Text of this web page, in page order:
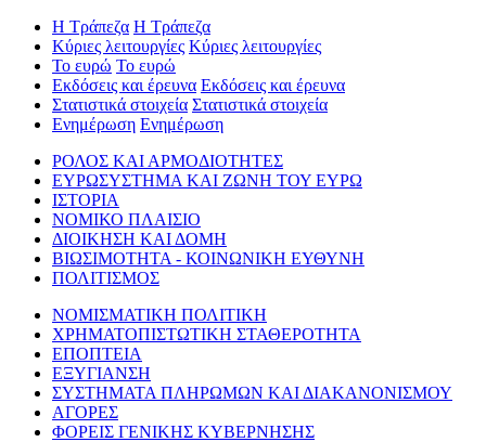
Η Τράπεζα Η Τράπεζα
Κύριες λειτουργίες Κύριες λειτουργίες
Το ευρώ Το ευρώ
Εκδόσεις και έρευνα Εκδόσεις και έρευνα
Στατιστικά στοιχεία Στατιστικά στοιχεία
Ενημέρωση Ενημέρωση
ΡΟΛΟΣ ΚΑΙ ΑΡΜΟΔΙΟΤΗΤΕΣ
ΕΥΡΩΣΥΣΤΗΜΑ ΚΑΙ ΖΩΝΗ ΤΟΥ ΕΥΡΩ
ΙΣΤΟΡΙΑ
ΝΟΜΙΚΟ ΠΛΑΙΣΙΟ
ΔΙΟΙΚΗΣΗ ΚΑΙ ΔΟΜΗ
ΒΙΩΣΙΜΟΤΗΤΑ - ΚΟΙΝΩΝΙΚΗ ΕΥΘΥΝΗ
ΠΟΛΙΤΙΣΜΟΣ
ΝΟΜΙΣΜΑΤΙΚΗ ΠΟΛΙΤΙΚΗ
ΧΡΗΜΑΤΟΠΙΣΤΩΤΙΚΗ ΣΤΑΘΕΡΟΤΗΤΑ
ΕΠΟΠΤΕΙΑ
ΕΞΥΓΙΑΝΣΗ
ΣΥΣΤΗΜΑΤΑ ΠΛΗΡΩΜΩΝ ΚΑΙ ΔΙΑΚΑΝΟΝΙΣΜΟΥ
ΑΓΟΡΕΣ
ΦΟΡΕΙΣ ΓΕΝΙΚΗΣ ΚΥΒΕΡΝΗΣΗΣ